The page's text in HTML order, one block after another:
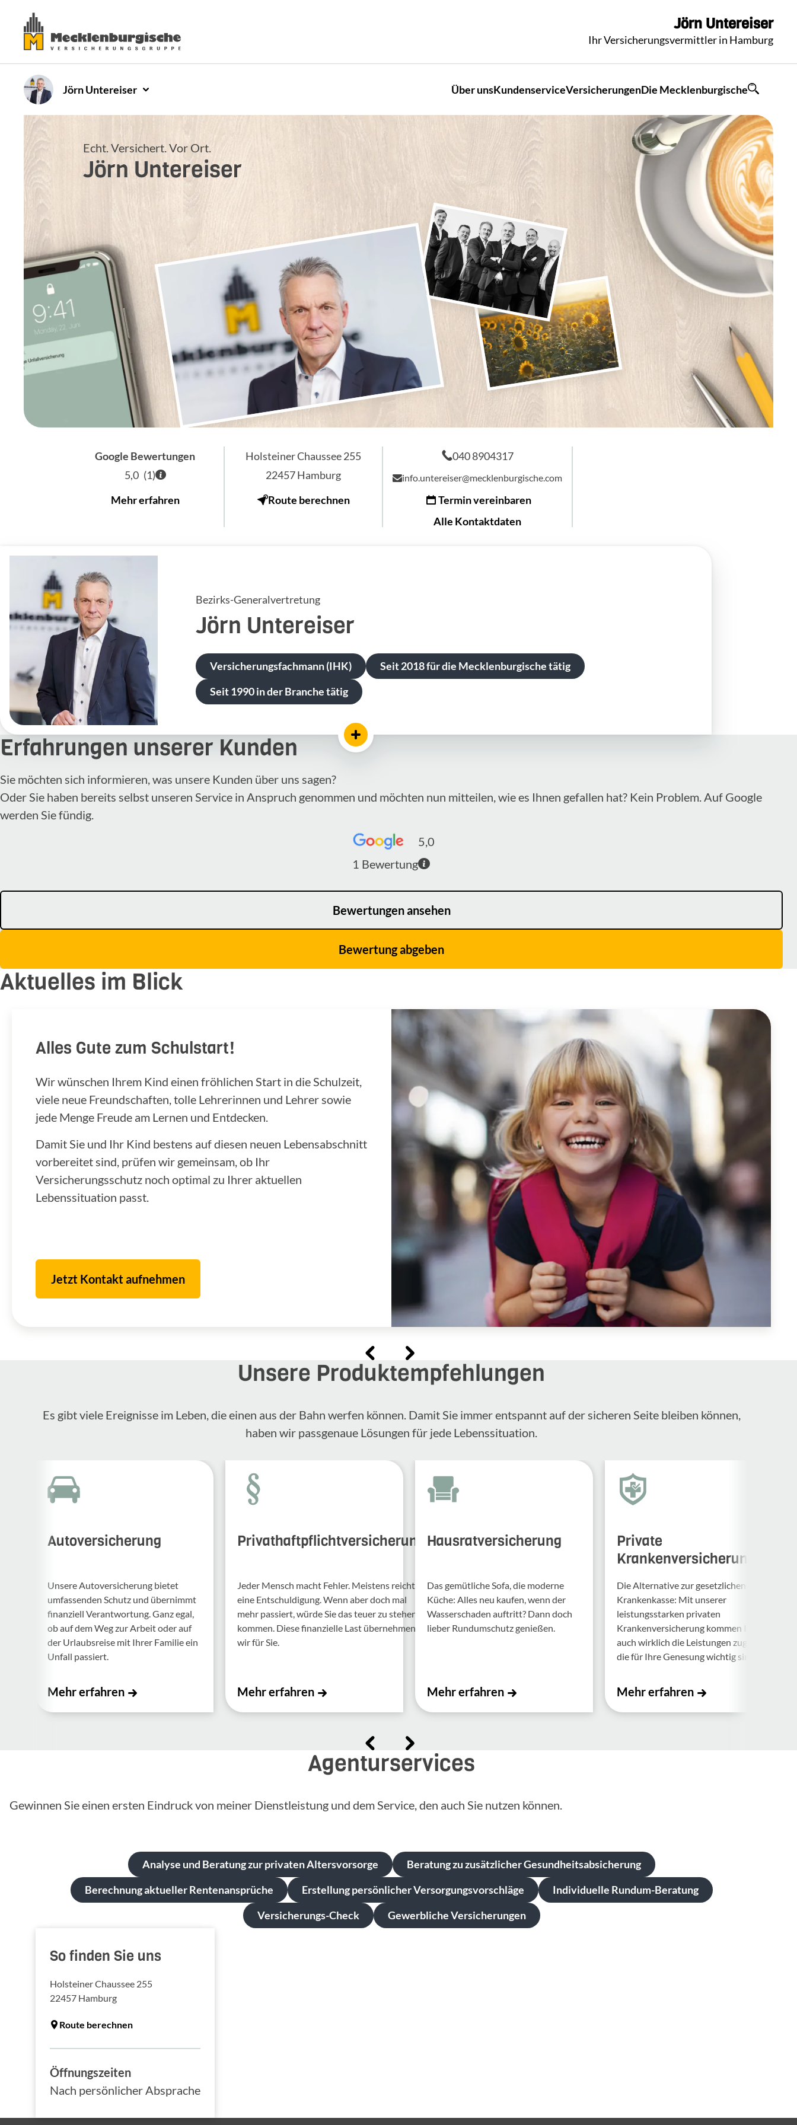
Jörn Untereiser
Ihr Versicherungsvermittler in Hamburg
JörnUntereiser Über unsKundenserviceVersicherungenDie Mecklenburgische
Jörn Untereiser
Echt. Versichert. Vor Ort.
Google Bewertungen
5,0 (1)
Mehr erfahren
Holsteiner Chaussee 255
22457Hamburg
Route berechnen
040 8904317
info.untereiser@mecklenburgische.com
Termin vereinbaren
Alle Kontaktdaten
Bezirks-Generalvertretung
Jörn Untereiser
Versicherungsfachmann (IHK)
Seit 2018 für die Mecklenburgische tätig
Seit 1990 in der Branche tätig
Erfahrungen unserer Kunden
Sie möchten sich informieren, was unsere Kunden über uns sagen?
Oder Sie haben bereits selbst unseren Service in Anspruch genommen und möchten nun mitteilen, wie es Ihnen gefallen hat? Kein Problem. Auf Google
werden Sie fündig.
5,0
1 Bewertung
Bewertungen ansehen
Bewertung abgeben
Aktuelles im Blick
Alles Gute zum Schulstart!
Wir wünschen Ihrem Kind einen fröhlichen Start in die Schulzeit,
viele neue Freundschaften, tolle Lehrerinnen und Lehrer sowie
jede Menge Freude am Lernen und Entdecken.
Damit Sie und Ihr Kind bestens auf diesen neuen Lebensabschnitt
vorbereitet sind, prüfen wir gemeinsam, ob Ihr
Versicherungsschutz noch optimal zu Ihrer aktuellen
Lebenssituation passt.
Jetzt Kontakt aufnehmen
Unsere Produktempfehlungen
Es gibt viele Ereignisse im Leben, die einen aus der Bahn werfen können. Damit Sie immer entspannt auf der sicheren Seite bleiben können,
haben wir passgenaue Lösungen für jede Lebenssituation.
Autoversicherung
Unsere Auto­ver­si­che­rung bietet
umfas­senden Schutz und über­nimmt
finan­ziell Verant­wor­tung. Ganz egal,
ob auf dem Weg zur Arbeit oder auf
der Urlaubs­reise mit Ihrer Familie ein
Unfall passiert.
Mehr erfahren
Privathaftpflichtversicherung
Jeder Mensch macht Fehler. Meis­tens reicht
eine Entschul­di­gung. Wenn aber doch mal
mehr passiert, würde Sie das teuer zu stehen
kommen. Diese finan­zi­elle Last über­nehmen
wir für Sie.
Mehr erfahren
Hausratversicherung
Das gemütliche Sofa, die moderne
Küche: Alles neu kaufen, wenn der
Wasserschaden auftritt? Dann doch
lieber Rundumschutz genießen.
Mehr erfahren
Private
Krankenversicherung
Die Alternative zur gesetzlichen
Krankenkasse: Mit unserer
leistungsstarken privaten
Krankenversicherung kommen Ihnen
auch wirklich die Leistungen zugute,
die für Ihre Genesung wichtig sind.
Mehr erfahren
Agenturservices
Gewinnen Sie einen ersten Eindruck von meiner Dienstleistung und dem Service, den auch Sie nutzen können.
Analyse und Beratung zur privaten Altersvorsorge
Beratung zu zusätzlicher Gesundheitsabsicherung
Berechnung aktueller Rentenansprüche
Erstellung persönlicher Versorgungsvorschläge
Individuelle Rundum-Beratung
Versicherungs-Check
Gewerbliche Versicherungen
So finden Sie uns
Holsteiner Chaussee 255
22457 Hamburg
Route berechnen
Öffnungszeiten
Nach persönlicher Absprache